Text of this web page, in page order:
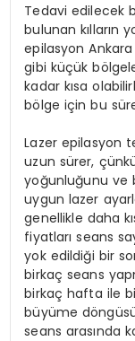
Tedavi edilecek
bulunan kılların
epilasyon
gibi küçük
kadar kısa
bölge için bu
Lazer epilasyon
uzun sürer,
yoğunluğunu ve
uygun lazer
genellikle daha
fiyatları seans
yok edildiği bir
birkaç seans
birkaç hafta ile
büyüme
seans arasında